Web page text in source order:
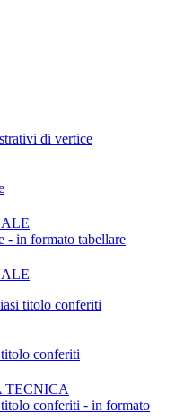
di vertice
- in formato tabellare
titolo conferiti
conferiti
TECNICA
conferiti - in formato